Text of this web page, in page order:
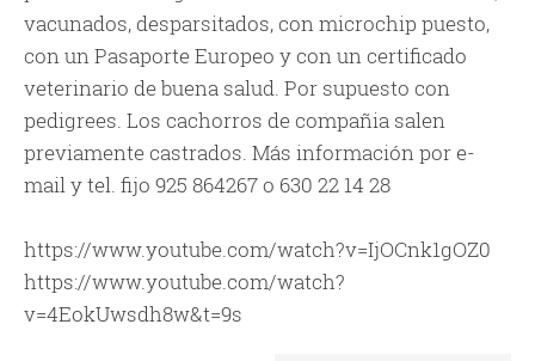
vacunados, desparsitados, con microchip puesto,
con un Pasaporte Europeo y con un certificado
veterinario de buena salud. Por supuesto con
pedigrees. Los cachorros de compañia salen
previamente castrados. Más información por e-
mail y tel. fijo 925 864267 o 630 22 14 28
https://www.youtube.com/watch?v=IjOCnk1gOZ0
https://www.youtube.com/watch?
v=4EokUwsdh8w&t=9s